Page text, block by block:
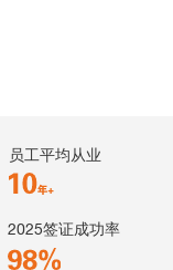
员工平均从业
2025签证成功率